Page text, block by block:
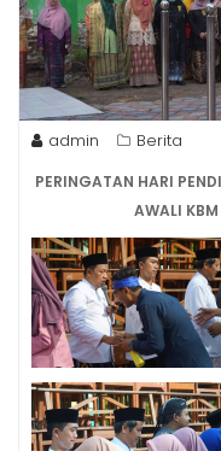
admin Berita
PERINGATAN HARI
AWALI KBM